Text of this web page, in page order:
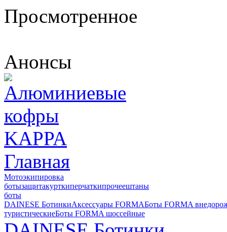
Просмотренное
Анонсы
Главная
Мотоэкипировка
ботызащитакурткиперчаткипрочеештаны
боты
DAINESE БотинкиАксессуары FORMAБоты FORMA
туристическиеБоты FORMA шоссейные